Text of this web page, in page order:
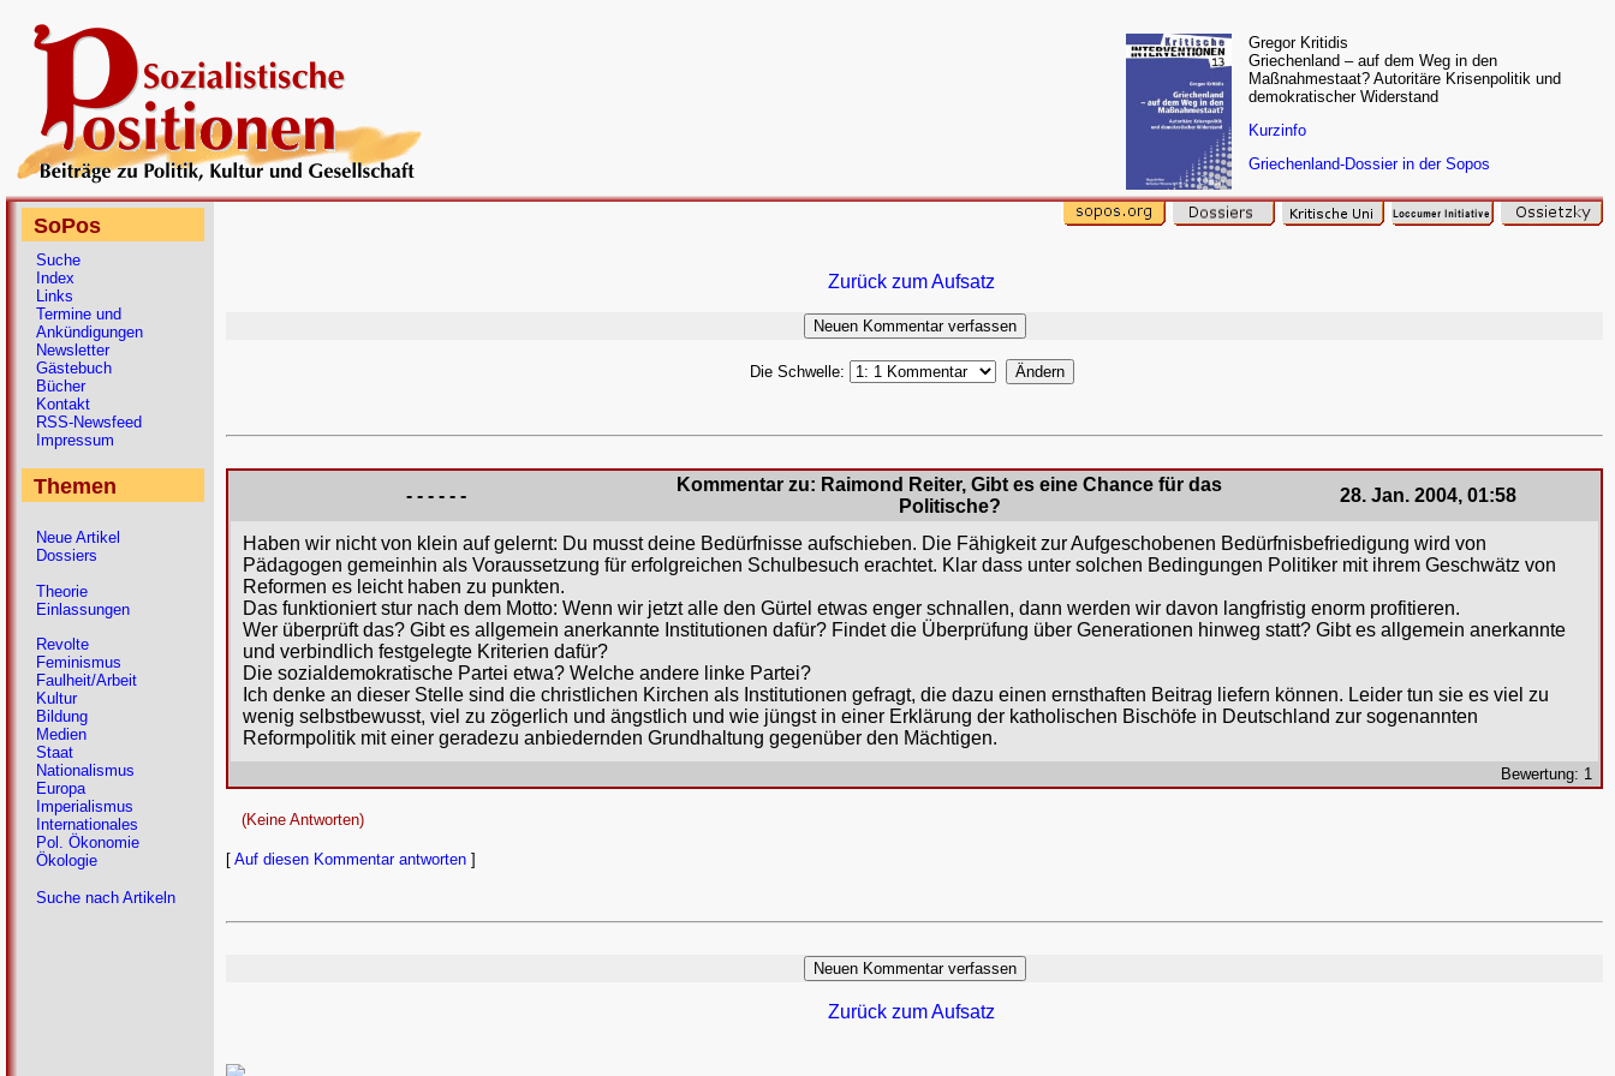
Gregor Kritidis
Griechenland – auf dem Weg in den
Maßnahmestaat? Autoritäre Krisenpolitik und
demokratischer Widerstand
Kurzinfo
Griechenland-Dossier in der Sopos
Zurück zum Aufsatz
Die Schwelle:
- - - - - -
Kommentar zu: Raimond Reiter, Gibt es eine Chance für das
Politische?
28. Jan. 2004, 01:58
Haben wir nicht von klein auf gelernt: Du musst deine Bedürfnisse aufschieben. Die Fähigkeit zur Aufgeschobenen Bedürfnisbefriedigung wird von
Pädagogen gemeinhin als Voraussetzung für erfolgreichen Schulbesuch erachtet. Klar dass unter solchen Bedingungen Politiker mit ihrem Geschwätz von
Reformen es leicht haben zu punkten.
Das funktioniert stur nach dem Motto: Wenn wir jetzt alle den Gürtel etwas enger schnallen, dann werden wir davon langfristig enorm profitieren.
Wer überprüft das? Gibt es allgemein anerkannte Institutionen dafür? Findet die Überprüfung über Generationen hinweg statt? Gibt es allgemein anerkannte
und verbindlich festgelegte Kriterien dafür?
Die sozialdemokratische Partei etwa? Welche andere linke Partei?
Ich denke an dieser Stelle sind die christlichen Kirchen als Institutionen gefragt, die dazu einen ernsthaften Beitrag liefern können. Leider tun sie es viel zu
wenig selbstbewusst, viel zu zögerlich und ängstlich und wie jüngst in einer Erklärung der katholischen Bischöfe in Deutschland zur sogenannten
Reformpolitik mit einer geradezu anbiedernden Grundhaltung gegenüber den Mächtigen.
Bewertung: 1
(Keine Antworten)
[ Auf diesen Kommentar antworten ]
Zurück zum Aufsatz
SoPos
Suche
Index
Links
Termine und
Ankündigungen
Newsletter
Gästebuch
Bücher
Kontakt
RSS-Newsfeed
Impressum
Themen
Neue Artikel
Dossiers
Theorie
Einlassungen
Revolte
Feminismus
Faulheit/Arbeit
Kultur
Bildung
Medien
Staat
Nationalismus
Europa
Imperialismus
Internationales
Pol. Ökonomie
Ökologie
Suche nach Artikeln